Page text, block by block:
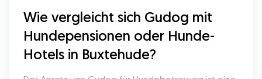
Wie vergleicht sich Gudog mit
Hundepensionen oder Hunde-
Hotels in Buxtehude?